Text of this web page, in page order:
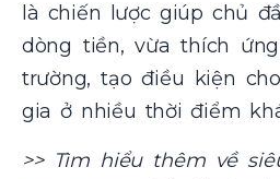
là chiến lược giúp chủ
dòng tiền, vừa thích
trường, tạo điều kiện
gia ở nhiều thời điểm
>> Tìm hiểu thêm về